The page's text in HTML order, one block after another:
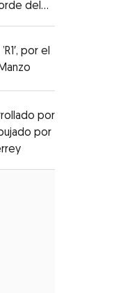
del
por el
por
por
Opens in new